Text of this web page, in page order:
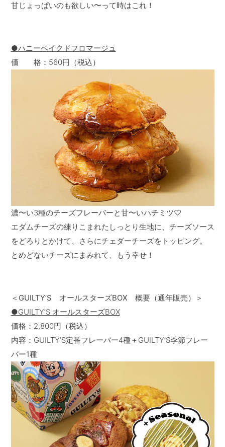
甘じょっぱいのも欲しい〜って時はこれ！
●ハニーベイクドフロマージュ
価 格：560円（税込）
濃〜い3種のチーズフレーバーと甘〜いハチミツ♡
エダムチーズの練りこまれたしっとり生地に、チーズソース
をどろりとかけて、さらにチェダーチーズをトッピング。
とめどないチーズにまみれて、もう幸せ！
＜GUILTY’S オールスターズBOX 概要（通年販売）＞
●GUILTYʼS オールスターズBOX
価格：2,800円（税込）
内容：GUILTY’S定番フレーバー4種＋GUILTY’S季節フレー
バー1種